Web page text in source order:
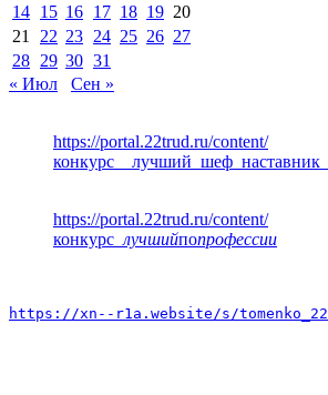
14 15 16 17 18 19 20
21
22 23 24 25 26 27
28 29 30 31
« Июл
Сен »
https://portal.22trud.ru/content/
конкурс__лучший_шеф_наставник_
https://portal.22trud.ru/content/
конкурс _лучшийпопрофессии
https://xn--r1a.website/s/tomenko_22